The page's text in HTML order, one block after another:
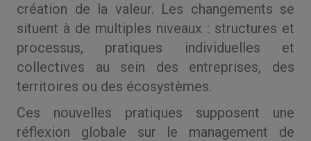
création de la valeur. Les changements se
situent à de multiples niveaux : structures et
processus, pratiques individuelles et
collectives au sein des entreprises, des
territoires ou des écosystèmes.
Ces nouvelles pratiques supposent une
réflexion globale sur le management de